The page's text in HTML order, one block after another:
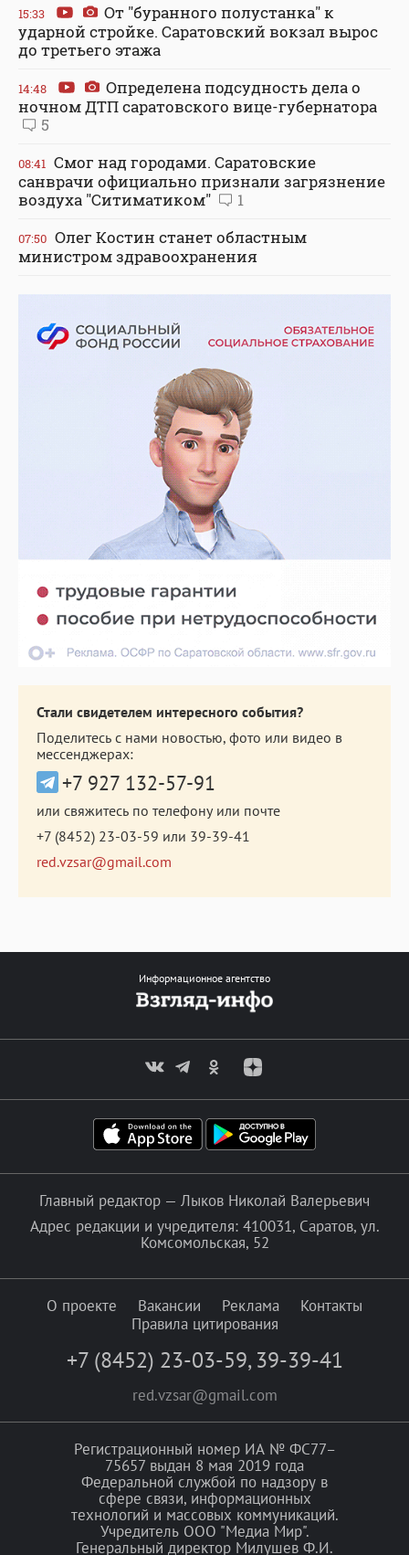
15:33
От "буранного полустанка" к
ударной стройке. Саратовский вокзал вырос
до третьего этажа
14:48
Определена подсудность дела о
ночном ДТП саратовского вице-губернатора
5
08:41 Смог над городами. Саратовские
санврачи официально признали загрязнение
воздуха "Ситиматиком"
1
07:50 Олег Костин станет областным
министром здравоохранения
Стали свидетелем интересного события?
Поделитесь с нами новостью, фото или видео в
мессенджерах:
+7 927 132-57-91
или свяжитесь по телефону или почте
+7 (8452) 23-03-59 или 39-39-41
red.vzsar@gmail.com
Информационное агентство
Главный редактор — Лыков Николай Валерьевич
Адрес редакции и учредителя: 410031, Саратов, ул.
Комсомольская, 52
О проекте Вакансии Реклама
Контакты
Правила цитирования
+7 (8452) 23-03-59, 39-39-41
red.vzsar@gmail.com
Регистрационный номер ИА № ФС77–
75657 выдан 8 мая 2019 года
Федеральной службой по надзору в
сфере связи, информационных
технологий и массовых коммуникаций.
Учредитель ООО "Медиа Мир".
Генеральный директор Милушев Ф.И.